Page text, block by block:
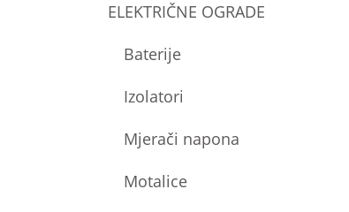
ELEKTRIČNE OGRADE
Baterije
Izolatori
Mjerači napona
Motalice